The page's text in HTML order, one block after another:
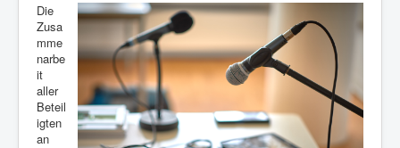
Die
Zusa
mme
narbe
it
aller
Beteil
igten
an